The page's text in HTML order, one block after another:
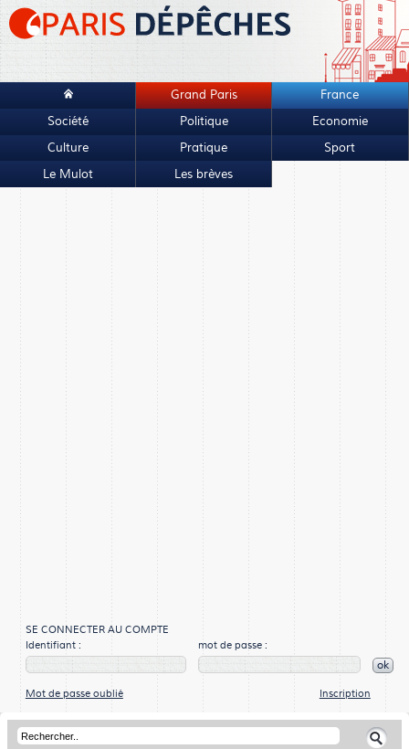
Grand Paris
France
Société
Politique
Economie
Culture
Pratique
Sport
Le Mulot
Les brèves
SE CONNECTER AU COMPTE
Identifiant :
mot de passe :
ok
Mot de passe oublié Inscription